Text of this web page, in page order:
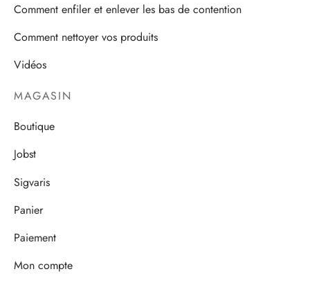
Comment enfiler et enlever les bas de contention
Comment nettoyer vos produits
Vidéos
MAGASIN
Boutique
Jobst
Sigvaris
Panier
Paiement
Mon compte